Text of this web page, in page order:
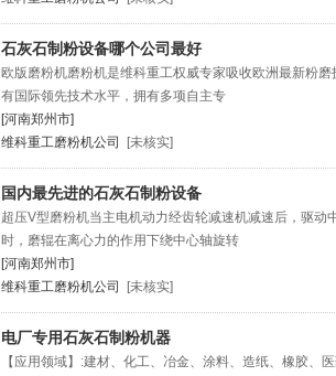
石灰石制粉设备哪个公司最好
欧版磨粉机磨粉机是维科重工权威专家吸收欧洲最新粉
有国际领先技术水平，拥有多项自主专
[河南郑州市]
维科重工磨粉机公司
[未核实]
国内最先进的石灰石制粉设备
超压V型磨粉机当主电机动力经齿轮减速机减速后，驱动
时，磨辊在离心力的作用下绕中心轴旋转
[河南郑州市]
维科重工磨粉机公司
[未核实]
电厂专用石灰石制粉机器
【应用领域】:建材、化工、冶金、涂料、造纸、橡胶、